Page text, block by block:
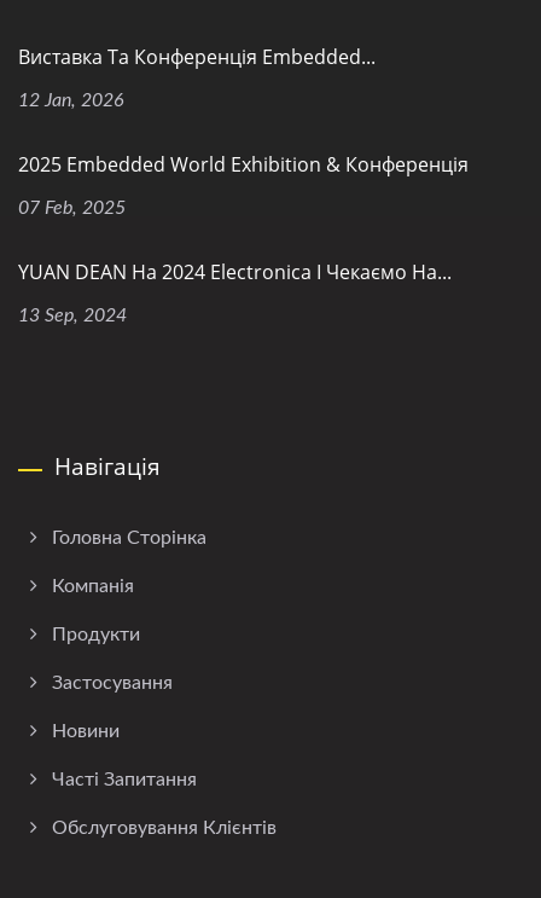
Виставка Та Конференція Embedded...
12 Jan, 2026
2025 Embedded World Exhibition & Конференція
07 Feb, 2025
YUAN DEAN На 2024 Electronica І Чекаємо На...
13 Sep, 2024
Навігація
Головна Сторінка
Компанія
Продукти
Застосування
Новини
Часті Запитання
Обслуговування Клієнтів